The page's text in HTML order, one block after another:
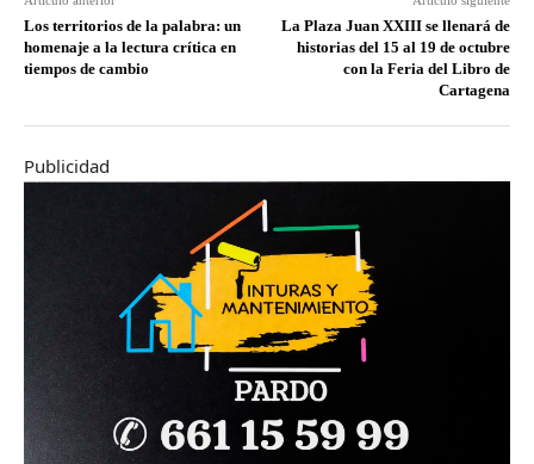
Los territorios de la palabra: un
homenaje a la lectura crítica en
tiempos de cambio
La Plaza Juan XXIII se llenará de
historias del 15 al 19 de octubre
con la Feria del Libro de
Cartagena
Publicidad